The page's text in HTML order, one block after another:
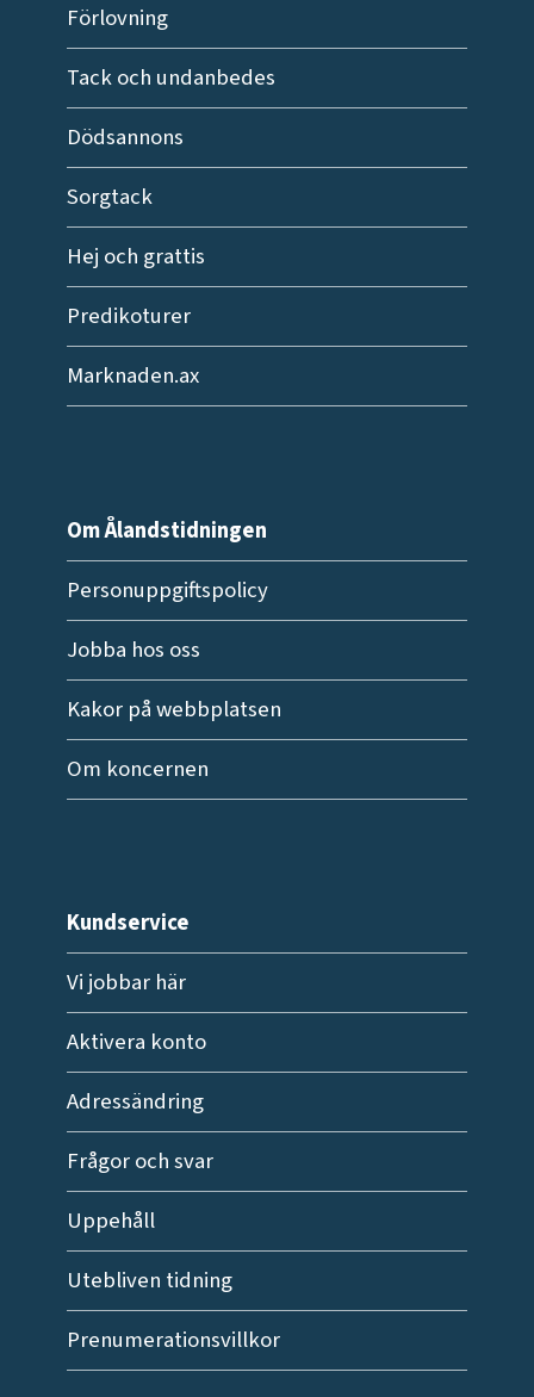
Förlovning
Tack och undanbedes
Dödsannons
Sorgtack
Hej och grattis
Predikoturer
Marknaden.ax
Om Ålandstidningen
Personuppgiftspolicy
Jobba hos oss
Kakor på webbplatsen
Om koncernen
Kundservice
Vi jobbar här
Aktivera konto
Adressändring
Frågor och svar
Uppehåll
Utebliven tidning
Prenumerationsvillkor